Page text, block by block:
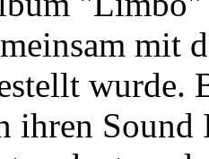
mit
wurde.
ihren